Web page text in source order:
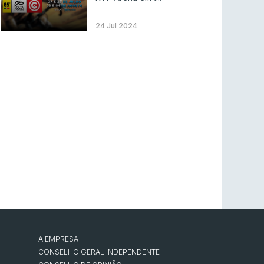
MOUZ surpreende Spirit para vencer BLAST
Bounty
COUNTER-STRIKE 18 jul 2026
24 Jul 2024
A EMPRESA
CONSELHO GERAL INDEPENDENTE